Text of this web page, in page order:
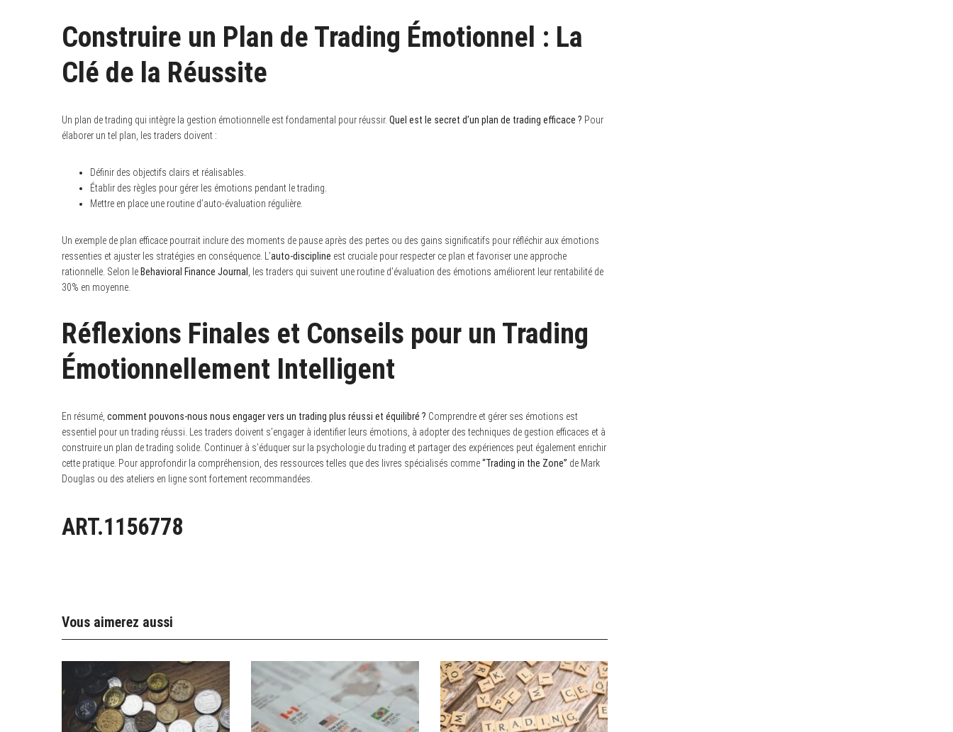
Construire un Plan de Trading Émotionnel : La
Clé de la Réussite
Un plan de trading qui intègre la gestion émotionnelle est fondamental pour réussir. Quel est le secret d’un plan de trading efficace ? Pour
élaborer un tel plan, les traders doivent :
Définir des objectifs clairs et réalisables.
Établir des règles pour gérer les émotions pendant le trading.
Mettre en place une routine d’auto-évaluation régulière.
Un exemple de plan efficace pourrait inclure des moments de pause après des pertes ou des gains significatifs pour réfléchir aux émotions
ressenties et ajuster les stratégies en conséquence. L’auto-discipline est cruciale pour respecter ce plan et favoriser une approche
rationnelle. Selon le Behavioral Finance Journal
, les traders qui suivent une routine d’évaluation des émotions améliorent leur rentabilité de
30% en moyenne.
Réflexions Finales et Conseils pour un Trading
Émotionnellement Intelligent
En résumé, comment pouvons-nous nous engager vers un trading plus réussi et équilibré ? Comprendre et gérer ses émotions est
essentiel pour un trading réussi. Les traders doivent s’engager à identifier leurs émotions, à adopter des techniques de gestion efficaces et à
construire un plan de trading solide. Continuer à s’éduquer sur la psychologie du trading et partager des expériences peut également enrichir
cette pratique. Pour approfondir la compréhension, des ressources telles que des livres spécialisés comme“Trading in the Zone” de Mark
Douglas ou des ateliers en ligne sont fortement recommandées.
ART.1156778
Vous aimerez aussi